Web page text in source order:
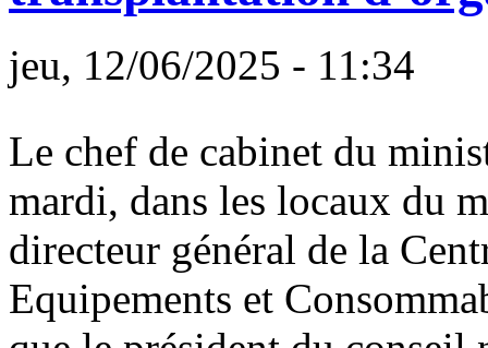
jeu, 12/06/2025 - 11:34
Le chef de cabinet du
mardi, dans les locaux du
directeur général de la
Equipements et